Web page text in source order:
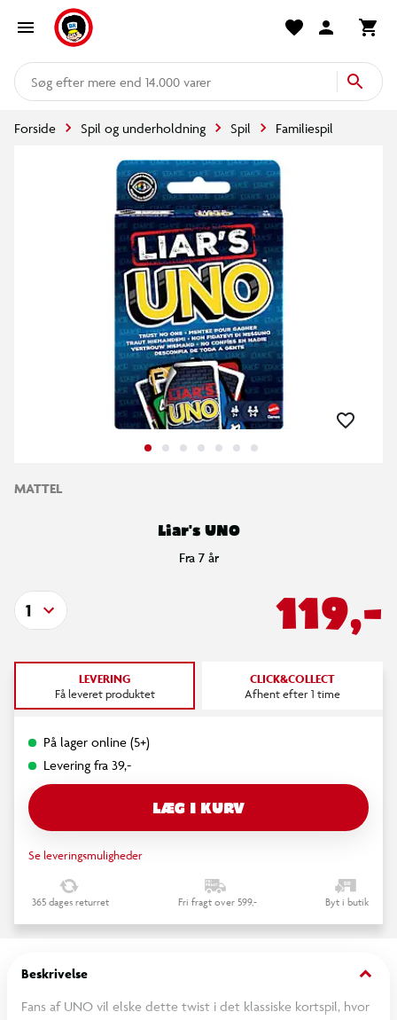
mere end 14.000 varer
Forside Spil og underholdning Spil Familiespil
MATTEL
Liar's UNO
Fra 7 år
119,-
1
LEVERING
Få leveret produktet
CLICK&COLLECT
Afhent efter 1 time
På lager online (5+)
Levering fra 39,-
LÆG I KURV
Se leveringsmuligheder
365 dages returret Fri fragt over 599,- Byt i butik
Beskrivelse keyboard_arrow_down
Fans af UNO vil elske dette twist i det klassiske kortspil, hvor